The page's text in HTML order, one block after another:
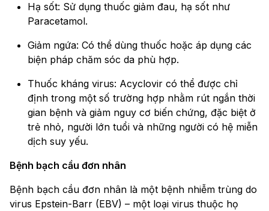
Hạ sốt: Sử dụng thuốc giảm đau, hạ sốt như
Paracetamol.
Giảm ngứa: Có thể dùng thuốc hoặc áp dụng các
biện pháp chăm sóc da phù hợp.
Thuốc kháng virus: Acyclovir có thể được chỉ
định trong một số trường hợp nhằm rút ngắn thời
gian bệnh và giảm nguy cơ biến chứng, đặc biệt ở
trẻ nhỏ, người lớn tuổi và những người có hệ miễn
dịch suy yếu.
Bệnh bạch cầu đơn nhân
Bệnh bạch cầu đơn nhân là một bệnh nhiễm trùng do
virus Epstein-Barr (EBV) – một loại virus thuộc họ